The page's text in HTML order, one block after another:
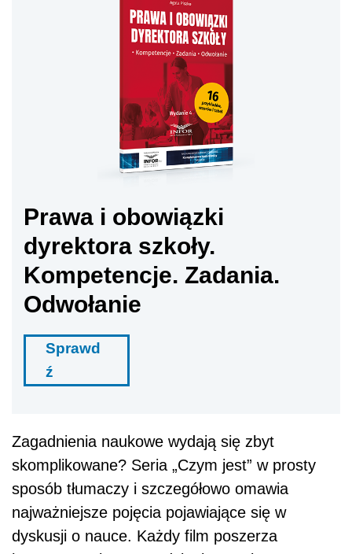
Prawa i obowiązki
dyrektora szkoły.
Kompetencje. Zadania.
Odwołanie
Sprawd
ź
Zagadnienia naukowe wydają się zbyt
skomplikowane? Seria „Czym jest” w prosty
sposób tłumaczy i szczegółowo omawia
najważniejsze pojęcia pojawiające się w
dyskusji o nauce. Każdy film poszerza